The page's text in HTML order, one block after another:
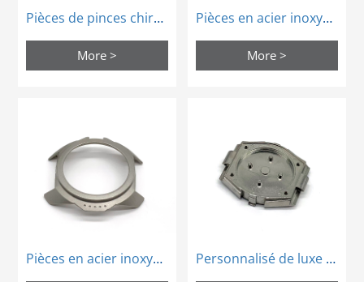
Pièces de pinces chirurgicales frittées MIM Medical Instruments
More >
Pièces en acier inoxydable pour boîtier MIM personnalisé
More >
Pièces en acier inoxydable pour boîtier MIM personnalisé Personnalisé de luxe smartwatch Case MIM pièces en acier inoxydable